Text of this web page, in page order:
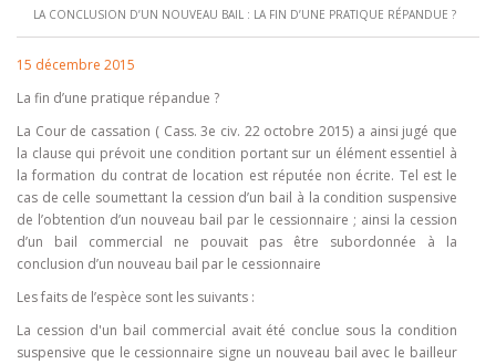
LA CONCLUSION D’UN NOUVEAU BAIL : LA FIN D’UNE PRATIQUE RÉPANDUE ?
15 décembre 2015
La fin d’une pratique répandue ?
La Cour de cassation ( Cass. 3e civ. 22 octobre 2015) a ainsi jugé que
la clause qui prévoit une condition portant sur un élément essentiel à
la formation du contrat de location est réputée non écrite. Tel est le
cas de celle soumettant la cession d’un bail à la condition suspensive
de l’obtention d’un nouveau bail par le cessionnaire ; ainsi la cession
d’un bail commercial ne pouvait pas être subordonnée à la
conclusion d’un nouveau bail par le cessionnaire
Les faits de l’espèce sont les suivants :
La cession d'un bail commercial avait été conclue sous la condition
suspensive que le cessionnaire signe un nouveau bail avec le bailleur